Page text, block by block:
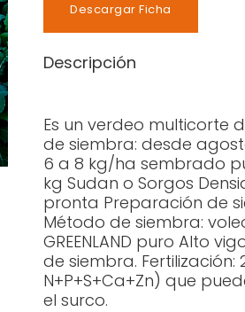
Descargar Ficha
Descripción
Es un verdeo multicorte
de siembra: desde
6 a 8 kg/ha sembrado
kg Sudan o Sorgos
pronta Preparación de
Método de siembra:
GREENLAND puro Alto
de siembra.
N+P+S+Ca+Zn) que
el surco.